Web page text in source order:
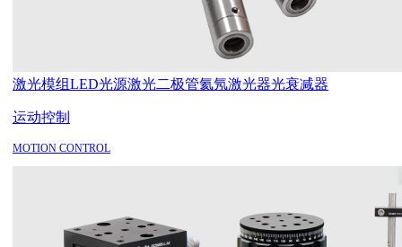
激光模组LED光源激光二极管氦氖激光器光衰减器
运动控制
MOTION CONTROL